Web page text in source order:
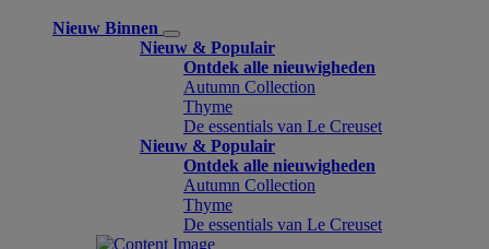
Nieuw Binnen
Nieuw & Populair
Ontdek alle nieuwigheden
Autumn Collection
Thyme
De essentials van Le Creuset
Nieuw & Populair
Ontdek alle nieuwigheden
Autumn Collection
Thyme
De essentials van Le Creuset